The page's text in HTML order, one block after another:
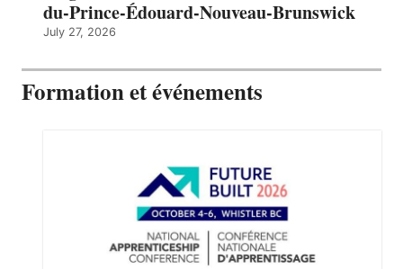
du-Prince-Édouard-Nouveau-Brunswick
July 27, 2026
Formation et événements